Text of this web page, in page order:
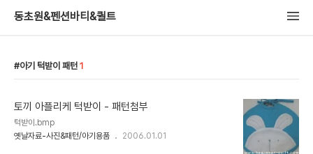
동초원&펜션바티&퀼트
아기 턱받이 패턴 1
토끼 아플리케 턱받이 - 패턴첨부
턱받이.bmp
옛날자료-사진&패턴/아기용품
2006.01.01